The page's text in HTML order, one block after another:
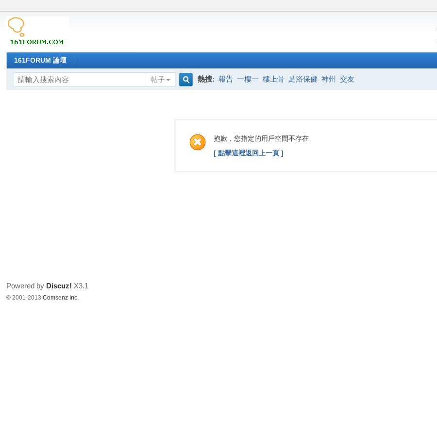
161FORUM 論壇
帖子
熱搜: 報告 一樓一 樓上骨 足浴保健 神州 交友
抱歉，您指定的用戶空間不存在
[ 點擊這裡返回上一頁 ]
Powered by Discuz! X3.1
© 2001-2013Comsenz Inc.